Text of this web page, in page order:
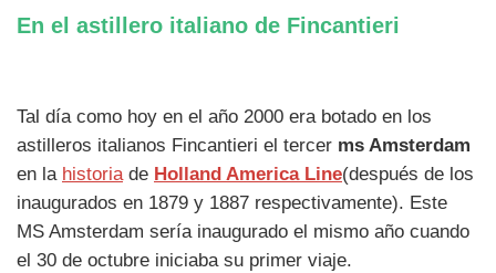
En el astillero italiano de Fincantieri
Tal día como hoy en el año 2000 era botado en los
astilleros italianos Fincantieri el tercer ms Amsterdam
en la historiade Holland America Line(después de los
inaugurados en 1879 y 1887 respectivamente). Este
MS Amsterdam sería inaugurado el mismo año cuando
el 30 de octubre iniciaba su primer viaje.